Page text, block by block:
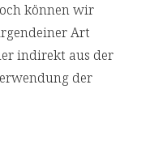
können wir
Art
indirekt aus der
der